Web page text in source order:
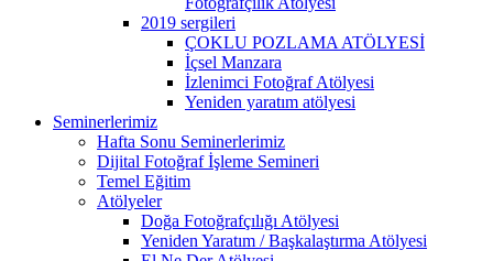
2019 sergileri
ÇOKLU POZLAMA ATÖLYESİ
İçsel Manzara
İzlenimci Fotoğraf Atölyesi
Yeniden yaratım atölyesi
Seminerlerimiz
Hafta Sonu Seminerlerimiz
Dijital Fotoğraf İşleme Semineri
Temel Eğitim
Atölyeler
Doğa Fotoğrafçılığı Atölyesi
Yeniden Yaratım / Başkalaştırma Atölyesi